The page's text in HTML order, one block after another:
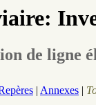
de ligne
| Annexes |